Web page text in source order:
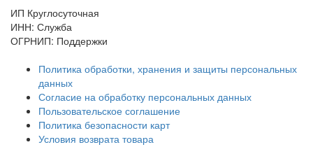
ИП Круглосуточная
ИНН: Служба
ОГРНИП: Поддержки
Политика обработки, хранения и защиты персональных
данных
Согласие на обработку персональных данных
Пользовательское соглашение
Политика безопасности карт
Условия возврата товара